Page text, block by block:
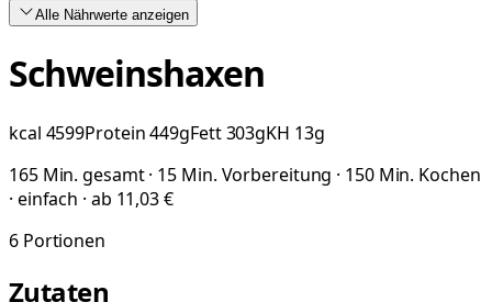
Alle Nährwerte anzeigen
Schweinshaxen
kcal 4599Protein449gFett303gKH 13g
165 Min. gesamt · 15 Min. Vorbereitung · 150 Min. Kochen
· einfach · ab 11,03 €
6 Portionen
Zutaten